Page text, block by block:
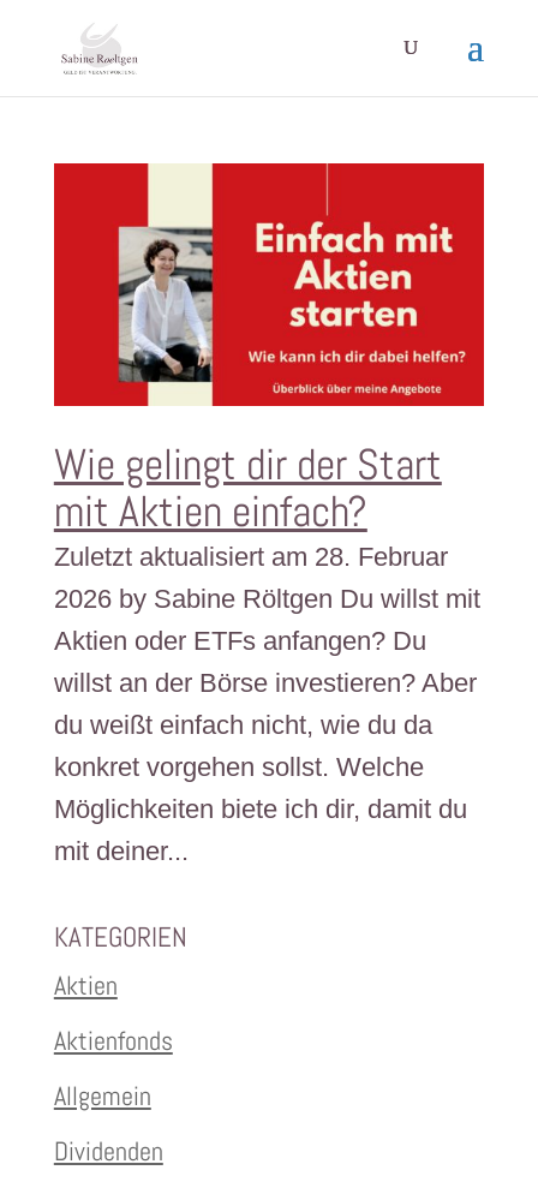
Wie gelingt dir der Start
mit Aktien einfach?
Zuletzt aktualisiert am 28. Februar
2026 by Sabine Röltgen Du willst mit
Aktien oder ETFs anfangen? Du
willst an der Börse investieren? Aber
du weißt einfach nicht, wie du da
konkret vorgehen sollst. Welche
Möglichkeiten biete ich dir, damit du
mit deiner...
KATEGORIEN
Aktien
Aktienfonds
Allgemein
Dividenden